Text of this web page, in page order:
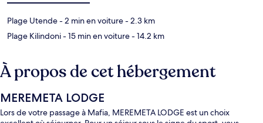
Plage Utende- 2 min en voiture- 2.3 km
Plage Kilindoni- 15 min en voiture- 14.2 km
À propos de cet hébergement
MEREMETA LODGE
Lors de votre passage à Mafia, MEREMETA LODGE est un choix